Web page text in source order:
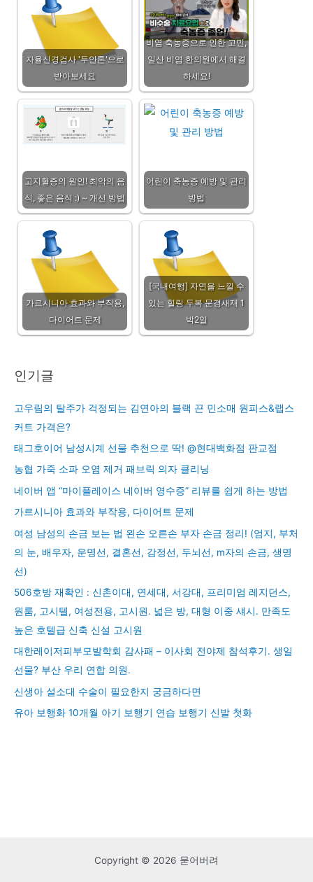
자율신경검사 '두안톤'으로
받아보세요
비염 축농증으로 인한 고민,
일산 비염 한의원에서 해결
하세요!
고지혈증의 원인! 최악의 음
식, 좋은 음식 :) ~ 개선 방법
어린이 축농증 예방 및 관리
방법
가르시니아 효과와 부작용,
다이어트 문제
[국내여행] 자연을 느낄 수
있는 힐링 두복 문경새재 1
박2일
인기글
고우림의 탈주가 걱정되는 김연아의 블랙 끈 민소매 원피스&랩스
커트 가격은?
태그호이어 남성시계 선물 추천으로 딱! @현대백화점 판교점
농협 가죽 소파 오염 제거 패브릭 의자 클리닝
네이버 앱 “마이플레이스 네이버 영수증” 리뷰를 쉽게 하는 방법
가르시니아 효과와 부작용, 다이어트 문제
여성 남성의 손금 보는 법 왼손 오른손 부자 손금 정리! (엄지, 부처
의 눈, 배우자, 운명선, 결혼선, 감정선, 두뇌선, m자의 손금, 생명
선)
506호방 재확인 : 신촌이대, 연세대, 서강대, 프리미엄 레지던스,
원룸, 고시텔, 여성전용, 고시원. 넓은 방, 대형 이중 섀시. 만족도
높은 호텔급 신축 신설 고시원
대한레이저피부모발학회 감사패 – 이사회 전야제 참석후기. 생일
선물? 부산 우리 연합 의원.
신생아 설소대 수술이 필요한지 궁금하다면
유아 보행화 10개월 아기 보행기 연습 보행기 신발 첫화
Copyright © 2026 묻어버려